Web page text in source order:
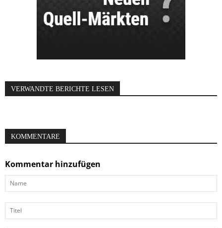
VERWANDTE BERICHTE LESEN
KOMMENTARE
Kommentar hinzufügen
Name
Titel